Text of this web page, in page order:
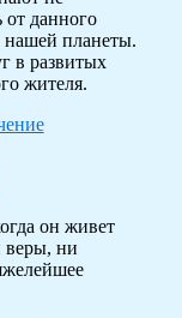
от данного
нашей планеты.
в развитых
жителя.
он живет
веры, ни